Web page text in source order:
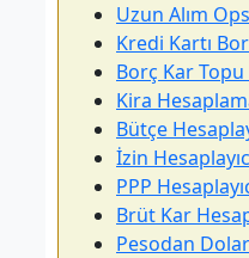
Uzun Alım
Kredi Kartı
Borç Kar Topu
Kira
Bütçe
İzin
PPP
Brüt Kar
Pesodan